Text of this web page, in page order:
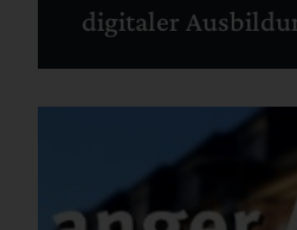
digitaler